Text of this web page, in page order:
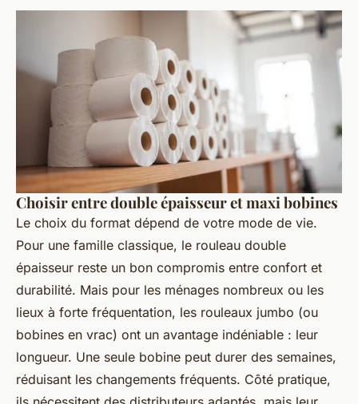
Choisir entre double épaisseur et maxi bobines
Le choix du format dépend de votre mode de vie.
Pour une famille classique, le rouleau double
épaisseur reste un bon compromis entre confort et
durabilité. Mais pour les ménages nombreux ou les
lieux à forte fréquentation, les rouleaux jumbo (ou
bobines en vrac) ont un avantage indéniable : leur
longueur. Une seule bobine peut durer des semaines,
réduisant les changements fréquents. Côté pratique,